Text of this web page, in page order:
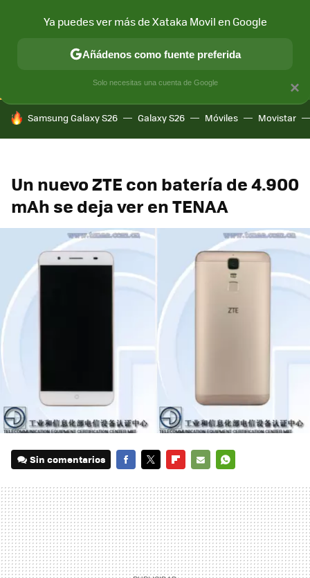
CONECTIVIDAD MÓVIL Y SOCIEDAD APLICACIONES
HOY SE HABLA DE
Samsung Galaxy S26 Galaxy S26 Móviles Movistar
Un nuevo ZTE con batería de 4.900
mAh se deja ver en TENAA
Sin comentarios
MAIL
×
Ya puedes ver más de Xataka Movil en Google
Añádenos como fuente preferida
Solo necesitas una cuenta de Google